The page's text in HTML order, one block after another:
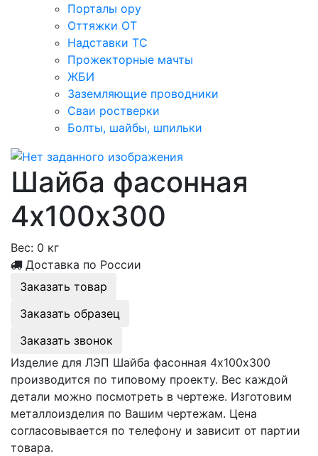
Порталы ору
Оттяжки ОТ
Надставки ТС
Прожекторные мачты
ЖБИ
Заземляющие проводники
Сваи ростверки
Болты, шайбы, шпильки
Шайба фасонная
4х100х300
Вес: 0 кг
Доставка по России
Заказать товар
Заказать образец
Заказать звонок
Изделие для ЛЭП Шайба фасонная 4х100х300
производится по типовому проекту. Вес каждой
детали можно посмотреть в чертеже. Изготовим
металлоизделия по Вашим чертежам. Цена
согласовывается по телефону и зависит от партии
товара.